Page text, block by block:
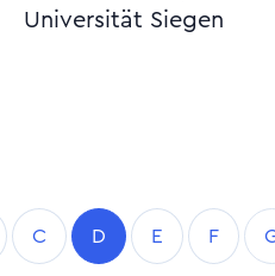
Universität Siegen
C D E F